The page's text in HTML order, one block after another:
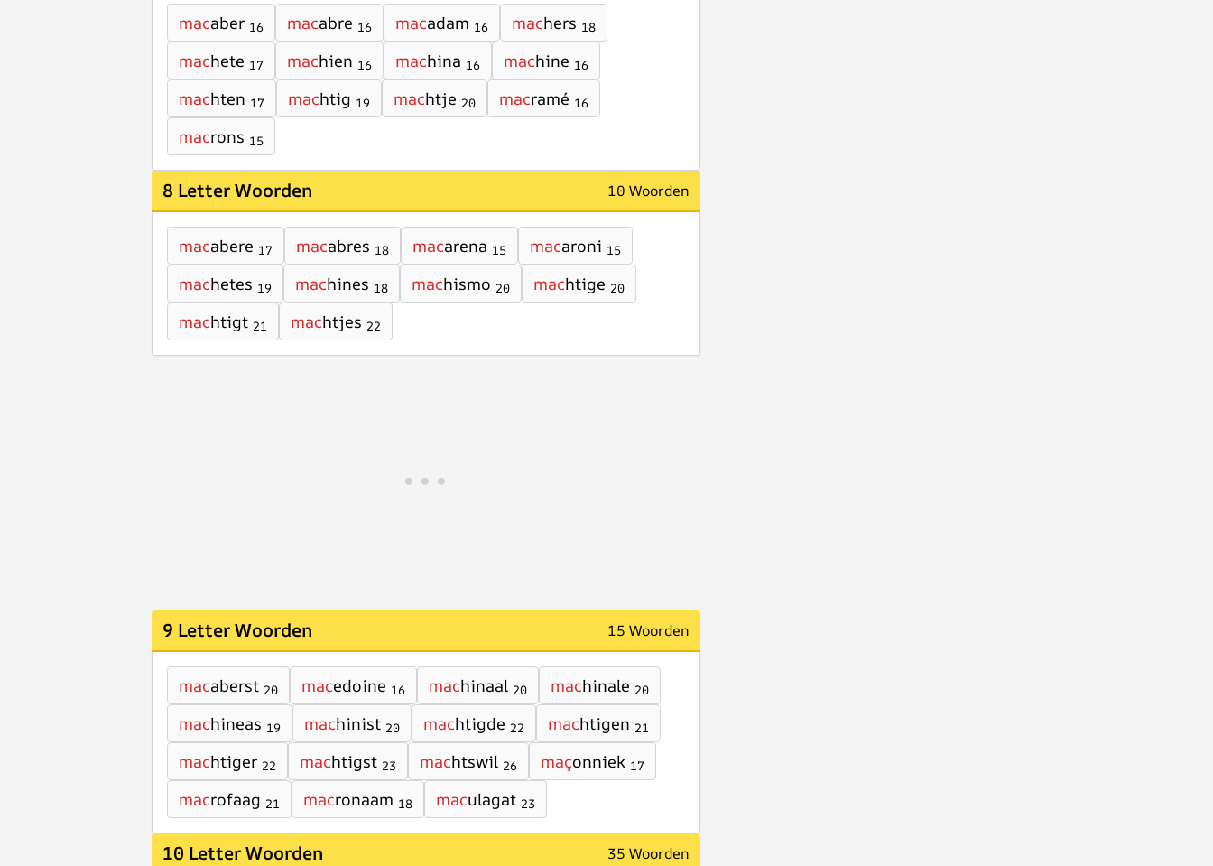
macaber 16 macabre 16 macadam 16 machers 18
machete 17 machien 16 machina 16 machine 16
machten 17 machtig 19 machtje 20 macramé 16
macrons 15
8 Letter Woorden 10 Woorden
macabere 17 macabres 18 macarena 15 macaroni 15
machetes 19 machines 18 machismo 20 machtige 20
machtigt 21 machtjes 22
9 Letter Woorden 15 Woorden
macaberst 20 macedoine 16 machinaal 20 machinale 20
machineas 19 machinist 20 machtigde 22 machtigen 21
machtiger 22 machtigst 23 machtswil 26 maçonniek 17
macrofaag 21 macronaam 18 maculagat 23
10 Letter Woorden 35 Woorden